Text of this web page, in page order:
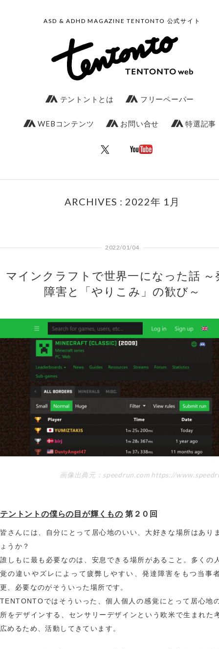
ASD & ADHD MAGAZINE TENTONTO 公式サイト
テントントとは フリーペーパー
WEBコンテンツ お問い合せ 特選記事
ARCHIVES : 2022年 1月
2022/01/04
マインクラフトで世界一になった話 ～
障害と「やりこみ」の歓び～
画像出典元：speedrun.com https://
テントントの僕らの目が輝くもの 第２０回
皆さんには、自分にとって居心地のいい、大好きな場所はあり
ょうか？
誰しもに最も必要なのは、安息できる場所があること。多くの
覚の違いやズレによって疲弊しやすい、発達障害をもつ当事
更、必要なのがそういった場所です。
TENTONTOではそういった、個人個人の感覚にとって居心地
所をデザインする、センサリーデザインという欧米で生まれた
広めるため、活動してきています。